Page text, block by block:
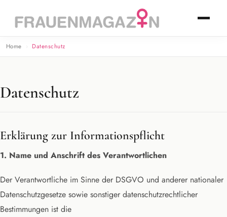
Home Datenschutz
Datenschutz
Erklärung zur Informationspflicht
1. Name und Anschrift des Verantwortlichen
Der Verantwortliche im Sinne der DSGVO und anderer nationaler
Datenschutzgesetze sowie sonstiger datenschutzrechtlicher
Bestimmungen ist die